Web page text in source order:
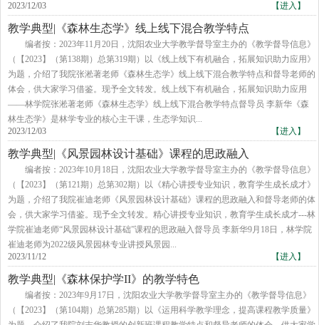
【进入】
2023/12/03
教学典型|《森林生态学》线上线下混合教学特点
编者按：2023年11月20日，沈阳农业大学教学督导室主办的《教学督导信息》
（【2023】（第138期）总第319期）以《线上线下有机融合，拓展知识助力应用》
为题，介绍了我院张淞著老师《森林生态学》线上线下混合教学特点和督导老师的
体会，供大家学习借鉴。现予全文转发。线上线下有机融合，拓展知识助力应用
——林学院张淞著老师《森林生态学》线上线下混合教学特点督导员 李新华《森
林生态学》是林学专业的核心主干课，生态学知识...
【进入】
2023/12/03
教学典型|《风景园林设计基础》课程的思政融入
编者按：2023年10月18日，沈阳农业大学教学督导室主办的《教学督导信息》
（【2023】（第121期）总第302期）以《精心讲授专业知识，教育学生成长成才》
为题，介绍了我院崔迪老师《风景园林设计基础》课程的思政融入和督导老师的体
会，供大家学习借鉴。现予全文转发。精心讲授专业知识，教育学生成长成才---林
学院崔迪老师“风景园林设计基础”课程的思政融入督导员 李新华9月18日，林学院
崔迪老师为2022级风景园林专业讲授风景园...
【进入】
2023/11/12
教学典型|《森林保护学II》的教学特色
​编者按：2023年9月17日，沈阳农业大学教学督导室主办的《教学督导信息》
（【2023】（第104期）总第285期）以《运用科学教学理念，提高课程教学质量》